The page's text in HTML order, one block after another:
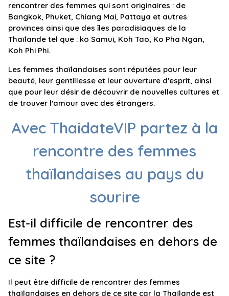
rencontrer des femmes qui sont originaires : de
Bangkok, Phuket, Chiang Mai, Pattaya et autres
provinces ainsi que des îles paradisiaques de la
Thaïlande tel que : ko Samui, Koh Tao, Ko Pha Ngan,
Koh Phi Phi.
Les femmes thaïlandaises sont réputées pour leur
beauté, leur gentillesse et leur ouverture d'esprit, ainsi
que pour leur désir de découvrir de nouvelles cultures et
de trouver l'amour avec des étrangers.
Avec ThaidateVIP partez à la
rencontre des femmes
thaïlandaises au pays du
sourire
Est-il difficile de rencontrer des
femmes thaïlandaises en dehors de
ce site ?
Il peut être difficile de rencontrer des femmes
thaïlandaises en dehors de ce site car la Thaïlande est